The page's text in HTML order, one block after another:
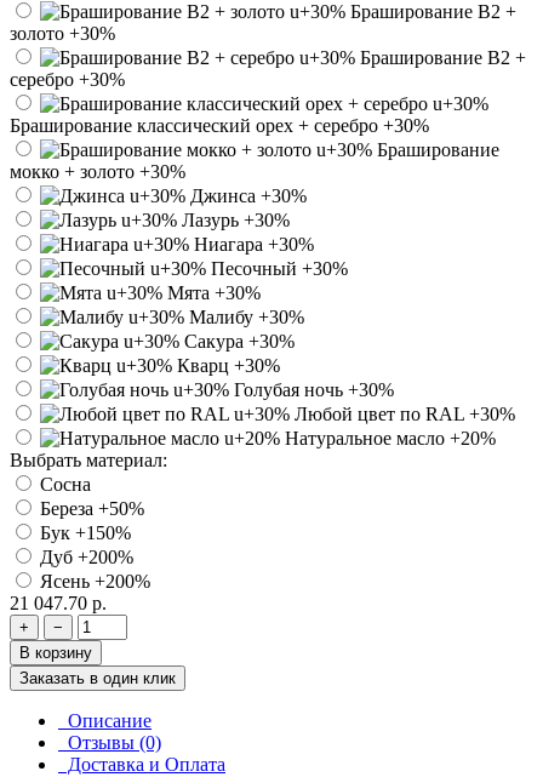
Браширование В2 +
золото +30%
Браширование В2 +
серебро +30%
Браширование классический орех + серебро +30%
Браширование
мокко + золото +30%
Джинса +30%
Лазурь +30%
Ниагара +30%
Песочный +30%
Мята +30%
Малибу +30%
Сакура +30%
Кварц +30%
Голубая ночь +30%
Любой цвет по RAL +30%
Натуральное масло +20%
Выбрать материал:
Сосна
Береза +50%
Бук +150%
Дуб +200%
Ясень +200%
21 047.70 р.
+
−
В корзину
Заказать в один клик
Описание
Отзывы (0)
Доставка и Оплата